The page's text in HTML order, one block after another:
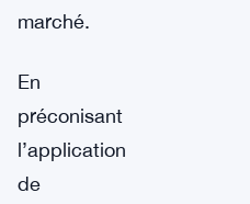
marché.
En
préconisant
l’application
de